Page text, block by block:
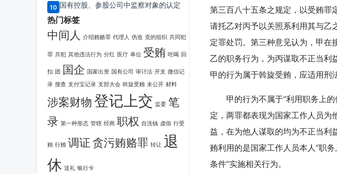
国有控股、参股公司中监察对象的认定
热门标签
中间人 介绍贿赂罪 代理人 伪造 党的组织 共同犯
罪 共犯 其他违法行为 分红 医疗 单位 受贿 吃喝 回
扣 团 国企 国家出资 国有公司 审计法 开支 微信记
录 搜查 支付宝记录 支部大会 斡旋受贿 未公开 材料
涉案财物登记上交 监委 笔
录 第一种形态 管辖 经商 职权 自洗钱 虚假 行受
贿 行贿 调证贪污贿赂罪 转让 退
休 送礼 银行卡
第三百八十五条之规定，以受贿罪
请托乙对丙予以关照系利用其与乙
定罪处罚。第三种意见认为，甲在
乙的职务行为，为丙谋取不正当利
甲的行为属于斡旋受贿，应适用刑
甲的行为不属于“利用职务上的
定，两罪都表现为国家工作人员为
益，在为他人谋取的均为不正当利
贿利用的是国家工作人员本人“职
条件”实施相关行为。